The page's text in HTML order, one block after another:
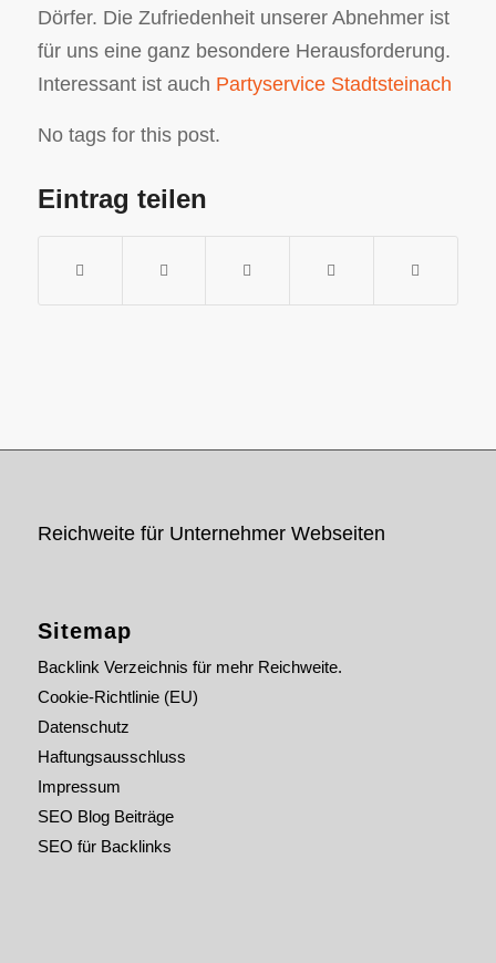
Dörfer. Die Zufriedenheit unserer Abnehmer ist
für uns eine ganz besondere Herausforderung.
Interessant ist auch Partyservice Stadtsteinach
No tags for this post.
Eintrag teilen
Reichweite für Unternehmer Webseiten
Sitemap
Backlink Verzeichnis für mehr Reichweite.
Cookie-Richtlinie (EU)
Datenschutz
Haftungsausschluss
Impressum
SEO Blog Beiträge
SEO für Backlinks